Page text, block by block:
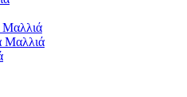
Μαλλιά
Μαλλιά